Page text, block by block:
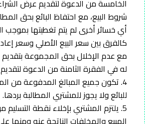
الخامسة من الدعوة لتقديم عرض الشراء
شروط البيع، مع احتفاظ البائع بحق
أي خسائر أخرى لم يتم تغطيتها بموجب
كالفرق بين سعر البيع الأصلي وسعر
مع عدم الإخلال بحق المجموعة بتقديم
له في الفقرة الثامنة من الدعوة
4. تكون جميع المبالغ المدفوعة من
للبائع ولا يجوز للمشتري المطالبة بردها.
5. يلتزم المشتري بإخلاء نقطة
المبيع والمخلفات الناتجة عنه ومنها